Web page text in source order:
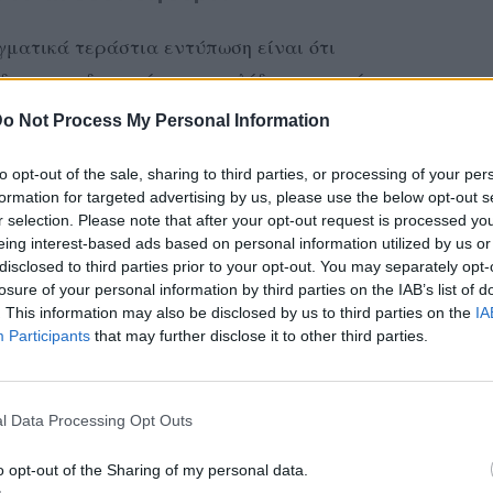
Not Process My Personal Information
opt-out of the sale, sharing to third parties, or processing of your
for targeted advertising by us, please use the below opt-out
selection. Please note that after your opt-out request is processed
interest-based ads based on personal information utilized by us
to third parties prior to your opt-out. You may separately
of your personal information by third parties on the IAB’s list of
This information may also be disclosed by us to third parties on the
Participants that may further disclose it to other third parties.
Data Processing Opt Outs
opt-out of the Sharing of my personal data.
τεράστια εντύπωση είναι ότι
στη δημοσιότητα η σελίδα εpωτικού
που εμπεριέχουν τη λέξη ‘Joker’
και συνεχίζουν ακάθεκτες, ενώ έφτασαν
με 291.628 αναζητήσεις μέσα σε
αλλά και άλλες σελίδες με
αναζητά με μανία να δει μια ποpνό
ξανασυμβεί πριν μερικά χρόνια, όταν
όπου η Harley Quinn αποτελούσε
στις δημοφιλείς αναζητήσεις.
μήπως τελικά αυτή η έντονη
σε ταινία ποpνό ωθήσει τη